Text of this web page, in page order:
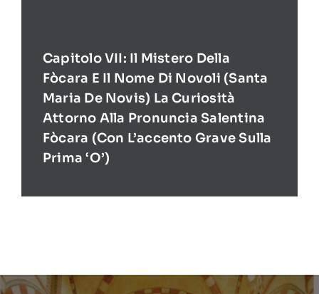
Capitolo VII: Il Mistero Della
Fòcara E Il Nome Di Novoli (Santa
Maria De Novis) La Curiosità
Attorno Alla Pronuncia Salentina
Fòcara (con L’accento Grave Sulla
Prima ‘O’)